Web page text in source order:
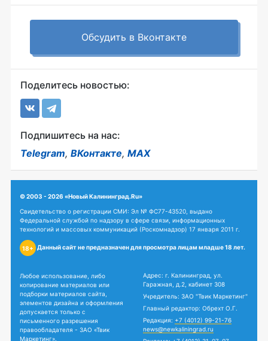
Обсудить в Вконтакте
Поделитесь новостью:
Подпишитесь на нас:
Telegram, ВКонтакте, MAX
© 2003 - 2026 «Новый Калининград.Ru»
Свидетельство о регистрации СМИ: Эл № ФС77-43520, выдано
Федеральной службой по надзору в сфере связи, информационных
технологий и массовых коммуникаций (Роскомнадзор) 17 января 2011 г.
18+ Данный сайт не предназначен для просмотра лицам младше 18 лет.
Любое использование, либо
копирование материалов или
подборки материалов сайта,
элементов дизайна и оформления
допускается только с
письменного разрешения
правообладателя - ЗАО «Твик
Маркетинг».
Адрес: г. Калининград, ул.
Гаражная, д.2, кабинет 308
Учредитель: ЗАО "Твик Маркетинг"
Главный редактор: Обрехт О.Г.
Редакция: +7 (4012) 99-21-76
news@newkaliningrad.ru